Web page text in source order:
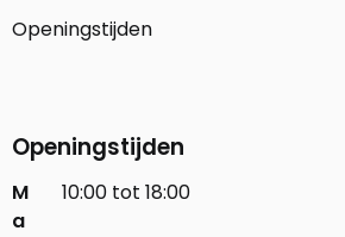
Openingstijden
Openingstijden
M
a
10:00 tot 18:00